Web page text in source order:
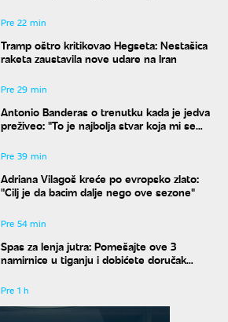
Pre 22 min
Tramp oštro kritikovao Hegseta: Nestašica
raketa zaustavila nove udare na Iran
Pre 29 min
Antonio Banderas o trenutku kada je jedva
preživeo: "To je najbolja stvar koja mi se
Pre 39 min
Adriana Vilagoš kreće po evropsko zlato:
"Cilj je da bacim dalje nego ove sezone"
Pre 54 min
Spas za lenja jutra: Pomešajte ove 3
namirnice u tiganju i dobićete doručak
Pre 1 h